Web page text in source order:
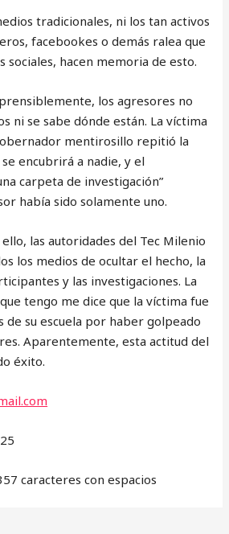
tradicionales, ni los tan activos
facebookes o demás ralea que
sociales, hacen memoria de esto.
los agresores no
ni se sabe dónde están. La víctima
mentirosillo repitió la
encubrirá a nadie, y el
carpeta de investigación”
había sido solamente uno.
las autoridades del Tec Milenio
los medios de ocultar el hecho, la
y las investigaciones. La
tengo me dice que la víctima fue
de su escuela por haber golpeado
Aparentemente, esta actitud del
éxito.
caracteres con espacios